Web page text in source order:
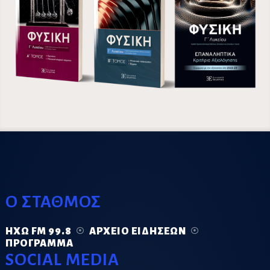
Ο ΣΤΑΘΜΟΣ
ΗΧΏ FM 99.8
ΑΡΧΕΊΟ ΕΙΔΉΣΕΩΝ
ΠΡΌΓΡΑΜΜΑ
SOCIAL MEDIA